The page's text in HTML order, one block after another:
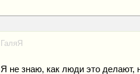
ГаляЯ
Я не знаю, как люди это делают,